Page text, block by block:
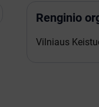
Renginio
Vilniaus